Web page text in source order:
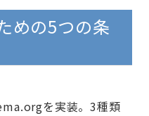
めの5つの条
を実装。3種類